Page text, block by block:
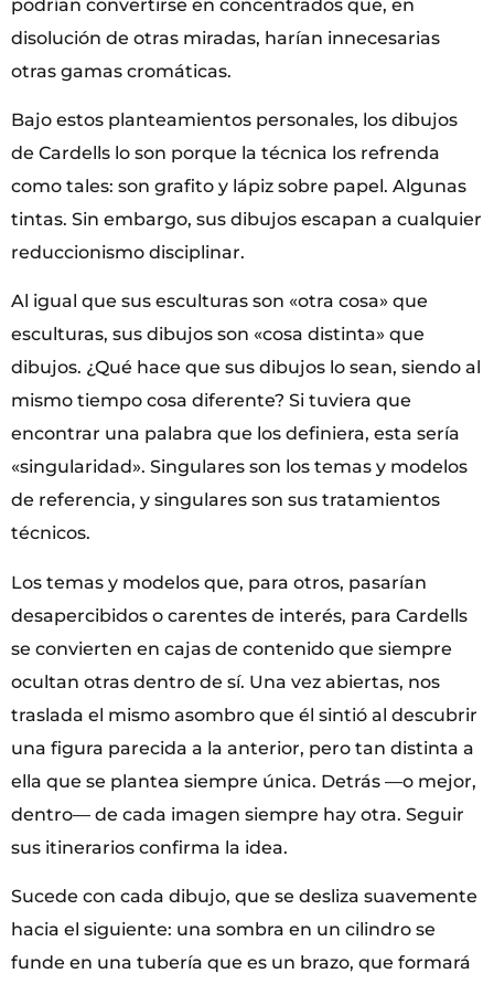
podrían convertirse en concentrados que, en
disolución de otras miradas, harían innecesarias
otras gamas cromáticas.
Bajo estos planteamientos personales, los dibujos
de Cardells lo son porque la técnica los refrenda
como tales: son grafito y lápiz sobre papel. Algunas
tintas. Sin embargo, sus dibujos escapan a cualquier
reduccionismo disciplinar.
Al igual que sus esculturas son «otra cosa» que
esculturas, sus dibujos son «cosa distinta» que
dibujos. ¿Qué hace que sus dibujos lo sean, siendo al
mismo tiempo cosa diferente? Si tuviera que
encontrar una palabra que los definiera, esta sería
«singularidad». Singulares son los temas y modelos
de referencia, y singulares son sus tratamientos
técnicos.
Los temas y modelos que, para otros, pasarían
desapercibidos o carentes de interés, para Cardells
se convierten en cajas de contenido que siempre
ocultan otras dentro de sí. Una vez abiertas, nos
traslada el mismo asombro que él sintió al descubrir
una figura parecida a la anterior, pero tan distinta a
ella que se plantea siempre única. Detrás —o mejor,
dentro— de cada imagen siempre hay otra. Seguir
sus itinerarios confirma la idea.
Sucede con cada dibujo, que se desliza suavemente
hacia el siguiente: una sombra en un cilindro se
funde en una tubería que es un brazo, que formará